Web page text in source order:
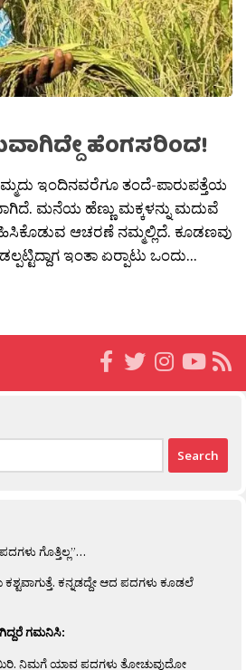
ಹೆಂಗಸರಿಂದ!
ಇಂದಿನವರೆಗೂ ತಂದೆ-ಪಾರುಪತ್ತೆಯ
ಮನೆಯ ಹೆಣ್ಣು ಮಕ್ಕಳನ್ನು ಮದುವೆ
ಆಚರಣೆ ನಮ್ಮಲ್ಲಿದೆ. ಕೂಡಣವು
ಇಂತಾ ಏರ‍್ಪಾಟು ಒಂದು...
ಗೊತ್ತಿಲ್ಲ”…
ಕನ್ನಡದ್ದೇ ಆದ ಪದಗಳು ಕೂಡಲೆ
ಗಮನಿಸಿ:
ನಿಮಗೆ ಯಾವ ಪದಗಳು ತೋಚುವುದೋ